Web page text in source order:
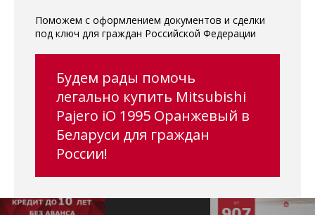
Поможем с оформлением документов и сделки
под ключ для граждан Российской Федерации
Будем рады помочь
легально купить Mitsubishi
Pajero iO 1995 Оранжевый в
Беларуси для граждан
России!